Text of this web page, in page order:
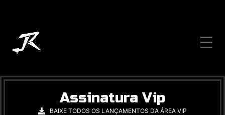
Assinatura Vip
BAIXE TODOS OS LANÇAMENTOS DA ÁREA VIP